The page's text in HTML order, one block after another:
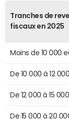
Tranches de
fiscaux en 2025
Moins de 10 000
De 10 000 à 12
De 12 000 à 15
De 15 000 à 20